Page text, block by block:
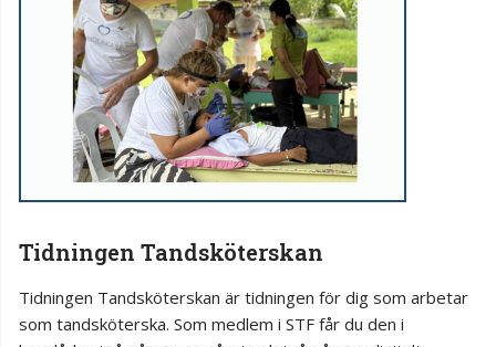
Tidningen Tandsköterskan
Tidningen Tandsköterskan är tidningen för dig som arbetar
som tandsköterska. Som medlem i STF får du den i